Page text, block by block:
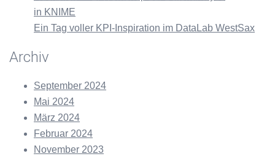
in KNIME
Ein Tag voller KPI-Inspiration im DataLab WestSax
Archiv
September 2024
Mai 2024
März 2024
Februar 2024
November 2023